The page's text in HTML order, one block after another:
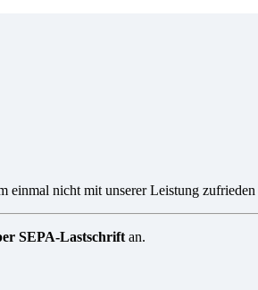
einmal nicht mit unserer Leistung zufrieden
SEPA-Lastschrift an.